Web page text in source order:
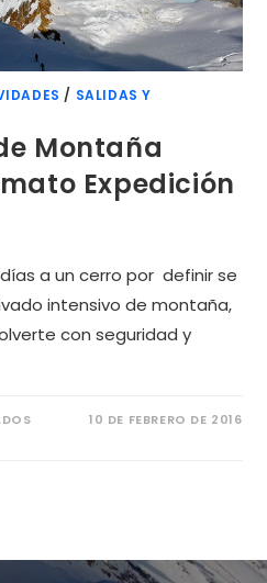
/ SALIDAS Y
Montaña
Expedición
a un cerro por definir se
intensivo de montaña,
con seguridad y
10 DE FEBRERO DE 2016